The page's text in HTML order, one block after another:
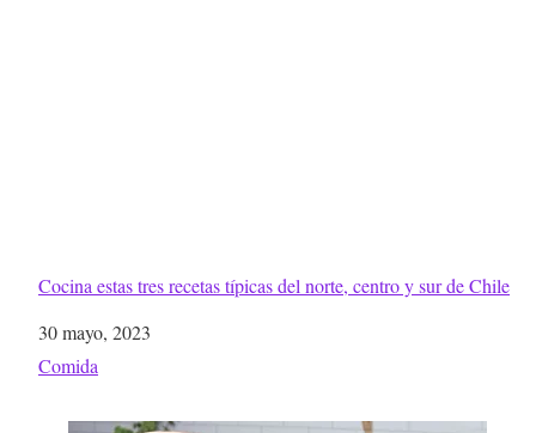
Cocina estas tres recetas típicas del norte, centro y sur de Chile
Fecha
30 mayo, 2023
Respecto a
Comida